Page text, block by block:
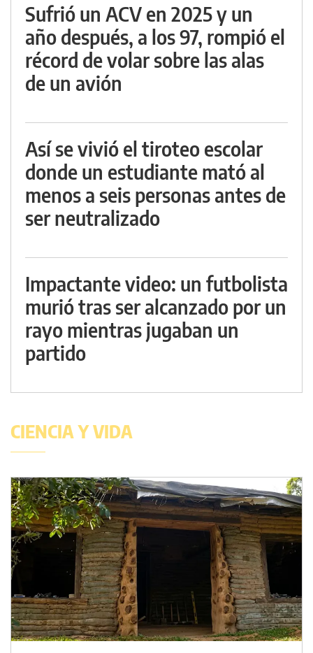
Sufrió un ACV en 2025 y un
año después, a los 97, rompió el
récord de volar sobre las alas
de un avión
Así se vivió el tiroteo escolar
donde un estudiante mató al
menos a seis personas antes de
ser neutralizado
Impactante video: un futbolista
murió tras ser alcanzado por un
rayo mientras jugaban un
partido
CIENCIA Y VIDA